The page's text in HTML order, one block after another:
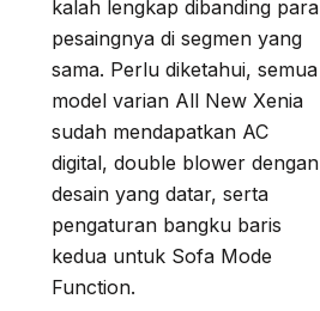
kalah lengkap dibanding para
pesaingnya di segmen yang
sama. Perlu diketahui, semua
model varian All New Xenia
sudah mendapatkan AC
digital, double blower dengan
desain yang datar, serta
pengaturan bangku baris
kedua untuk Sofa Mode
Function.